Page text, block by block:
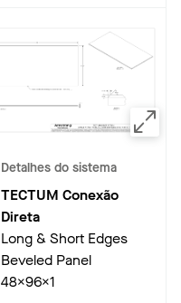
Detalhes do sistema
TECTUM Conexão
Direta
Long & Short Edges
Beveled Panel
48x96x1